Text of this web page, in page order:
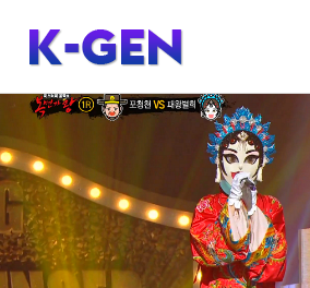
contenu
principal
K-GEN